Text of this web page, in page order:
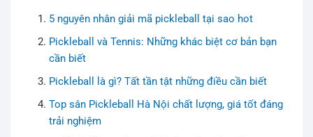
5 nguyên nhân giải mã pickleball tại sao hot
Pickleball và Tennis: Những khác biệt cơ bản bạn
cần biết
Pickleball là gì? Tất tần tật những điều cần biết
Top sân Pickleball Hà Nội chất lượng, giá tốt đáng
trải nghiệm